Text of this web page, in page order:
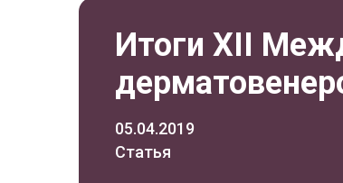
Итоги XII
05.04.2019
Статья